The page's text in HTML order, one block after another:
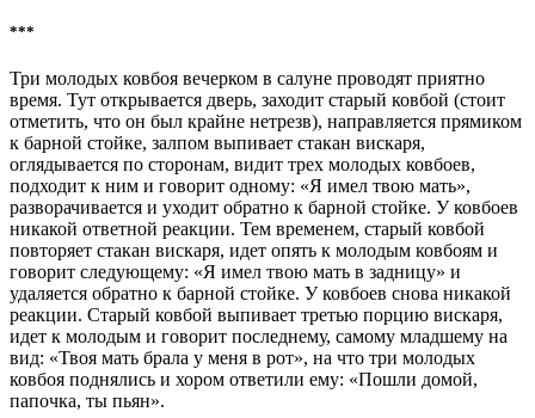
***
Три молодых ковбоя вечерком в салуне проводят приятно
время. Тут открывается дверь, заходит старый ковбой (стоит
отметить, что он был крайне нетрезв), направляется прямиком
к барной стойке, залпом выпивает стакан вискаря,
оглядывается по сторонам, видит трех молодых ковбоев,
подходит к ним и говорит одному: «Я имел твою мать»,
разворачивается и уходит обратно к барной стойке. У ковбоев
никакой ответной реакции. Тем временем, старый ковбой
повторяет стакан вискаря, идет опять к молодым ковбоям и
говорит следующему: «Я имел твою мать в задницу» и
удаляется обратно к барной стойке. У ковбоев снова никакой
реакции. Старый ковбой выпивает третью порцию вискаря,
идет к молодым и говорит последнему, самому младшему на
вид: «Твоя мать брала у меня в рот», на что три молодых
ковбоя поднялись и хором ответили ему: «Пошли домой,
папочка, ты пьян».